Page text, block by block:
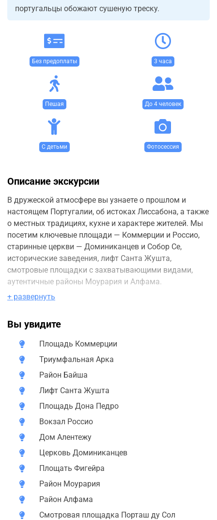
португальцы обожают сушеную треску.
Без предоплаты 3 часа
Пешая До 4 человек
С детьми Фотосессия
Описание экскурсии
В дружеской атмосфере вы узнаете о прошлом и
настоящем Португалии, об истоках Лиссабона, а также
о местных традициях, кухне и характере жителей. Мы
посетим ключевые площади — Коммерции и Россио,
старинные церкви — Доминиканцев и Собор Се,
исторические заведения, лифт Санта Жушта,
смотровые площадки с захватывающими видами,
аутентичные районы Моурария и Алфама.
Обязательно сделаем перерыв на кофе или чай с
+ развернуть
Вы увидите
Площадь Коммерции
Триумфальная Арка
Район Байша
Лифт Санта Жушта
Площадь Дона Педро
Вокзал Россио
Дом Алентежу
Церковь Доминиканцев
Площать Фигейра
Район Моурария
Район Алфама
Смотровая площадка Порташ ду Сол